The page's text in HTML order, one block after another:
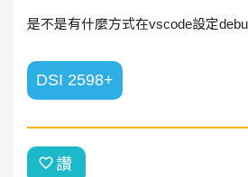
是不是有什麼方式在vscode設定
DSI 2598+
讚